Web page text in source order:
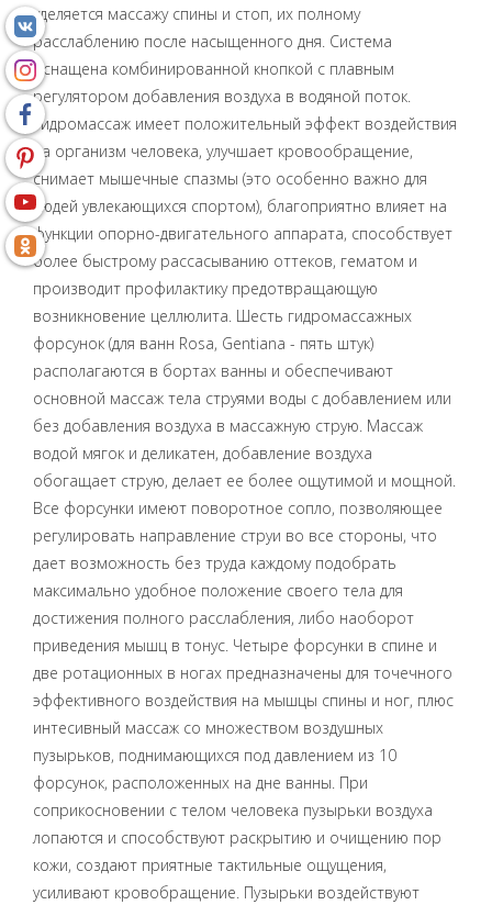
уделяется массажу спины и стоп, их полному
расслаблению после насыщенного дня. Система
оснащена комбинированной кнопкой с плавным
регулятором добавления воздуха в водяной поток.
Гидромассаж имеет положительный эффект воздействия
на организм человека, улучшает кровообращение,
снимает мышечные спазмы (это особенно важно для
людей увлекающихся спортом), благоприятно влияет на
функции опорно-двигательного аппарата, способствует
более быстрому рассасыванию оттеков, гематом и
производит профилактику предотвращающую
возникновение целлюлита. Шесть гидромассажных
форсунок (для ванн Rosa, Gentiana - пять штук)
располагаются в бортах ванны и обеспечивают
основной массаж тела струями воды с добавлением или
без добавления воздуха в массажную струю. Массаж
водой мягок и деликатен, добавление воздуха
обогащает струю, делает ее более ощутимой и мощной.
Все форсунки имеют поворотное сопло, позволяющее
регулировать направление струи во все стороны, что
дает возможность без труда каждому подобрать
максимально удобное положение своего тела для
достижения полного расслабления, либо наоборот
приведения мышц в тонус. Четыре форсунки в спине и
две ротационных в ногах предназначены для точечного
эффективного воздействия на мышцы спины и ног, плюс
интесивный массаж со множеством воздушных
пузырьков, поднимающихся под давлением из 10
форсунок, расположенных на дне ванны. При
соприкосновении с телом человека пузырьки воздуха
лопаются и способствуют раскрытию и очищению пор
кожи, создают приятные тактильные ощущения,
усиливают кровобращение. Пузырьки воздействуют